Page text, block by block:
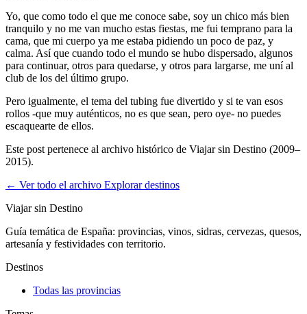
Yo, que como todo el que me conoce sabe, soy un chico más bien
tranquilo y no me van mucho estas fiestas, me fui temprano para la
cama, que mi cuerpo ya me estaba pidiendo un poco de paz, y
calma. Así que cuando todo el mundo se hubo dispersado, algunos
para continuar, otros para quedarse, y otros para largarse, me uní al
club de los del último grupo.
Pero igualmente, el tema del tubing fue divertido y si te van esos
rollos -que muy auténticos, no es que sean, pero oye- no puedes
escaquearte de ellos.
Este post pertenece al archivo histórico de Viajar sin Destino (2009–
2015).
← Ver todo el archivo Explorar destinos
Viajar sin Destino
Guía temática de España: provincias, vinos, sidras, cervezas, quesos,
artesanía y festividades con territorio.
Destinos
Todas las provincias